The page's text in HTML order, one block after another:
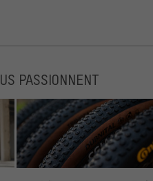
PASSIONNENT